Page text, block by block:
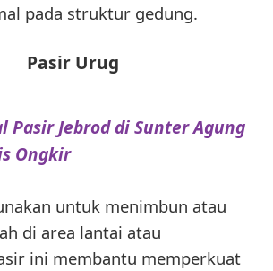
pada struktur gedung.
Pasir Urug
Pasir Jebrod di Sunter Agung
Ongkir
untuk menimbun atau
di area lantai atau
ini membantu memperkuat